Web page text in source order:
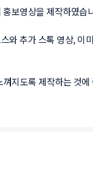
보영상을 제작하였습
와 추가 스톡 영상,
지도록 제작하는 것